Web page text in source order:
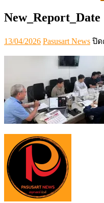
New_Report_Date
Posted
on
13/04/2026 Author
Pasusart News ปิด